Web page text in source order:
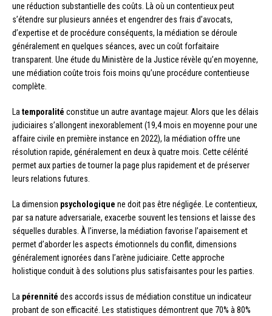
une réduction substantielle des coûts. Là où un contentieux peut
s’étendre sur plusieurs années et engendrer des frais d’avocats,
d’expertise et de procédure conséquents, la médiation se déroule
généralement en quelques séances, avec un coût forfaitaire
transparent. Une étude du Ministère de la Justice révèle qu’en moyenne,
une médiation coûte trois fois moins qu’une procédure contentieuse
complète.
Latemporalité constitue un autre avantage majeur. Alors que les délais
judiciaires s’allongent inexorablement (19,4 mois en moyenne pour une
affaire civile en première instance en 2022), la médiation offre une
résolution rapide, généralement en deux à quatre mois. Cette célérité
permet aux parties de tourner la page plus rapidement et de préserver
leurs relations futures.
La dimension psychologique ne doit pas être négligée. Le contentieux,
par sa nature adversariale, exacerbe souvent les tensions et laisse des
séquelles durables. À l’inverse, la médiation favorise l’apaisement et
permet d’aborder les aspects émotionnels du conflit, dimensions
généralement ignorées dans l’arène judiciaire. Cette approche
holistique conduit à des solutions plus satisfaisantes pour les parties.
La pérennité des accords issus de médiation constitue un indicateur
probant de son efficacité. Les statistiques démontrent que 70% à 80%